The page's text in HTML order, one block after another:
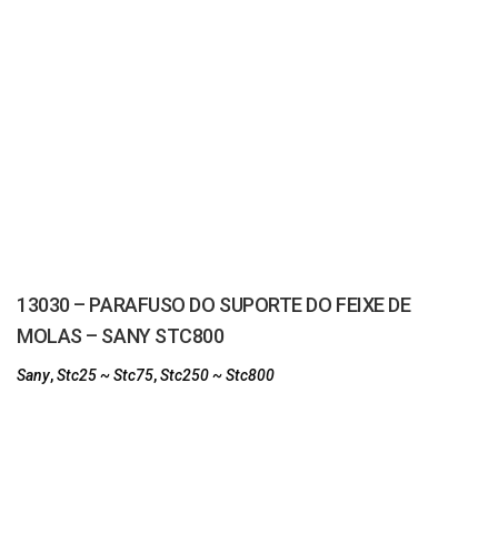
13030 – PARAFUSO DO SUPORTE DO FEIXE DE
MOLAS – SANY STC800
Sany,Stc25 ~ Stc75,Stc250 ~ Stc800